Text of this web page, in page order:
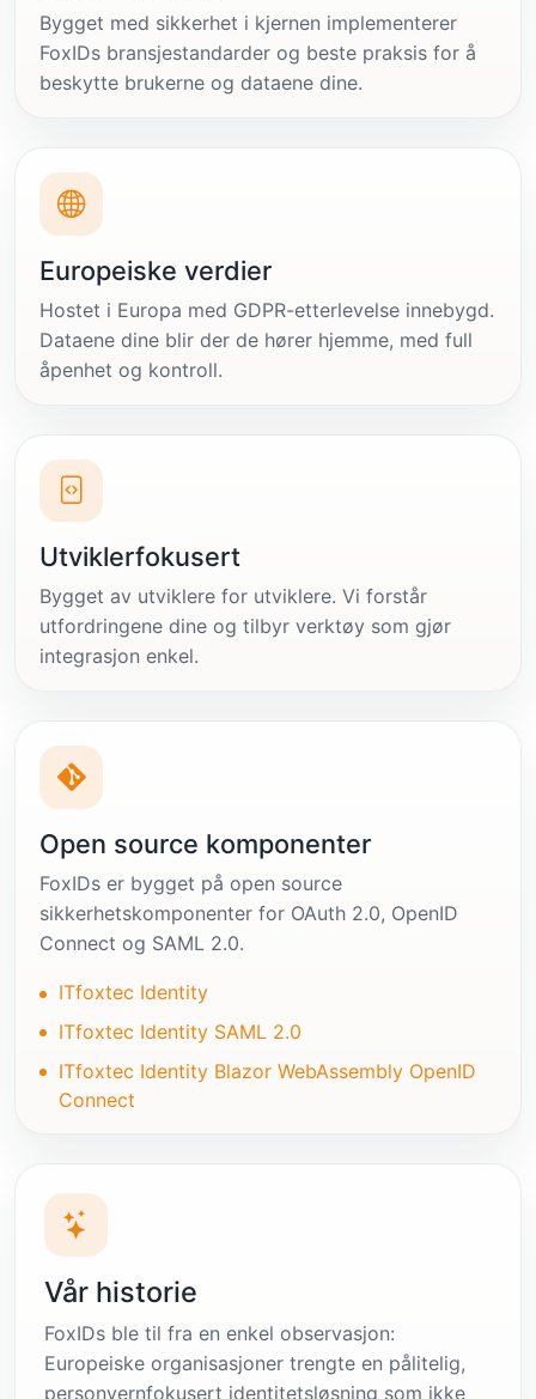
Bygget med sikkerhet i kjernen implementerer
FoxIDs bransjestandarder og beste praksis for å
beskytte brukerne og dataene dine.
Europeiske verdier
Hostet i Europa med GDPR-etterlevelse innebygd.
Dataene dine blir der de hører hjemme, med full
åpenhet og kontroll.
Utviklerfokusert
Bygget av utviklere for utviklere. Vi forstår
utfordringene dine og tilbyr verktøy som gjør
integrasjon enkel.
Open source komponenter
FoxIDs er bygget på open source
sikkerhetskomponenter for OAuth 2.0, OpenID
Connect og SAML 2.0.
ITfoxtec Identity
ITfoxtec Identity SAML 2.0
ITfoxtec Identity Blazor WebAssembly OpenID
Connect
Vår historie
FoxIDs ble til fra en enkel observasjon:
Europeiske organisasjoner trengte en pålitelig,
personvernfokusert identitetsløsning som ikke